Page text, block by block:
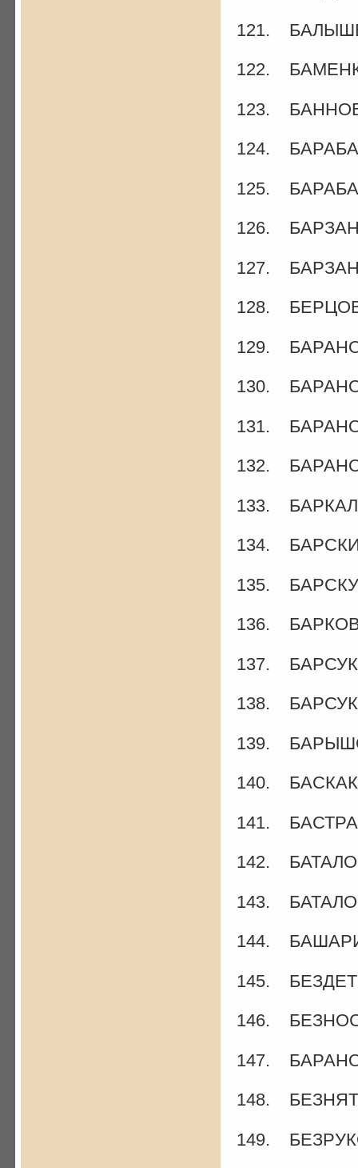
121.
122.
123. БАННОВ
124.
125.
126. БАРЗАН
127. БАРЗАН
128. БЕРЦОВ
129.
130.
131.
132.
133.
134.
135.
136. БАРКОВ
137. БАРСУК
138.
139.
140.
141.
142.
143.
144.
145.
146.
147.
148.
149.